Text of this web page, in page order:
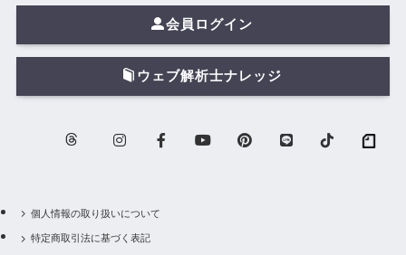
会員ログイン
ウェブ解析士ナレッジ
個人情報の取り扱いについて
特定商取引法に基づく表記